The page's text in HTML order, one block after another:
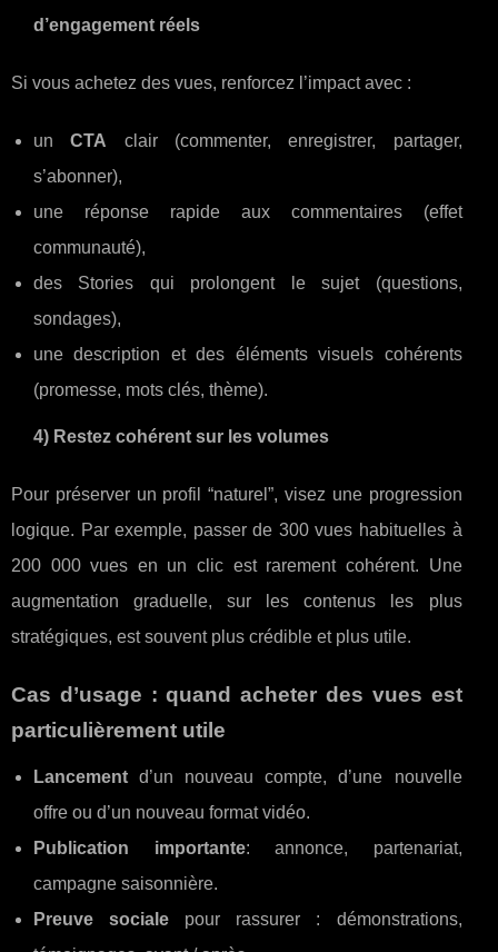
d’engagement réels
Si vous achetez des vues, renforcez l’impact avec :
unCTA clair (commenter, enregistrer, partager,
s’abonner),
une réponse rapide aux commentaires (effet
communauté),
des Stories qui prolongent le sujet (questions,
sondages),
une description et des éléments visuels cohérents
(promesse, mots clés, thème).
4) Restez cohérent sur les volumes
Pour préserver un profil “naturel”, visez une progression
logique. Par exemple, passer de 300 vues habituelles à
200 000 vues en un clic est rarement cohérent. Une
augmentation graduelle, sur les contenus les plus
stratégiques, est souvent plus crédible et plus utile.
Cas d’usage : quand acheter des vues est
particulièrement utile
Lancement d’un nouveau compte, d’une nouvelle
offre ou d’un nouveau format vidéo.
Publication importante: annonce, partenariat,
campagne saisonnière.
Preuve sociale pour rassurer : démonstrations,